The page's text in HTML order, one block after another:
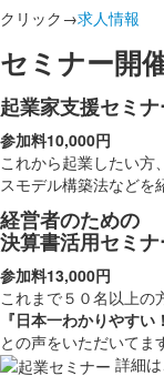
クリック→求人情報
セミナー開
起業家支援セミナ
参加料10,000円
これから起業したい方
スモデル構築法などを
経営者のための
決算書活用セミナ
参加料13,000円
これまで５０名以上の
『日本一わかりやすい
との声をいただいてま
詳細